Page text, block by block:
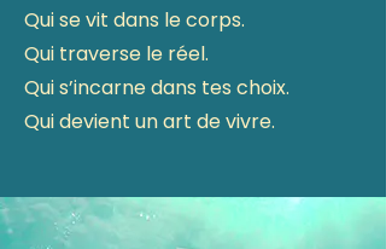
Qui se vit dans le corps.
Qui traverse le réel.
Qui s’incarne dans tes choix.
Qui devient un art de vivre.